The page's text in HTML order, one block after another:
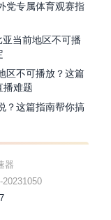
党专属体育观赛指
当前地区不可播
区不可播放？这篇
播难题
？这篇指南帮你搞
器